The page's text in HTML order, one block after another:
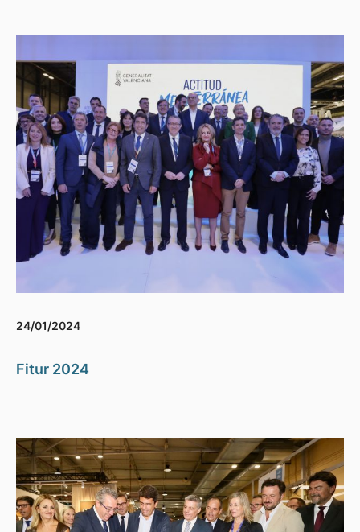
24/01/2024
Fitur 2024